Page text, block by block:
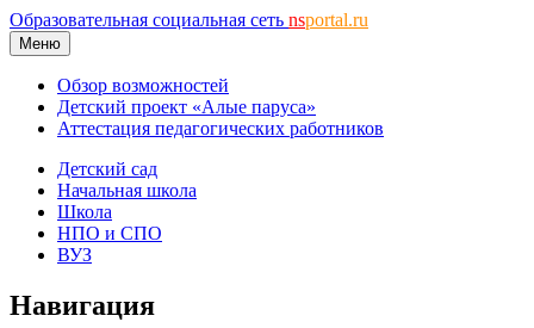
Образовательная социальная сеть nsportal.ru
Меню
Обзор возможностей
Детский проект «Алые паруса»
Аттестация педагогических работников
Детский сад
Начальная школа
Школа
НПО и СПО
ВУЗ
Навигация